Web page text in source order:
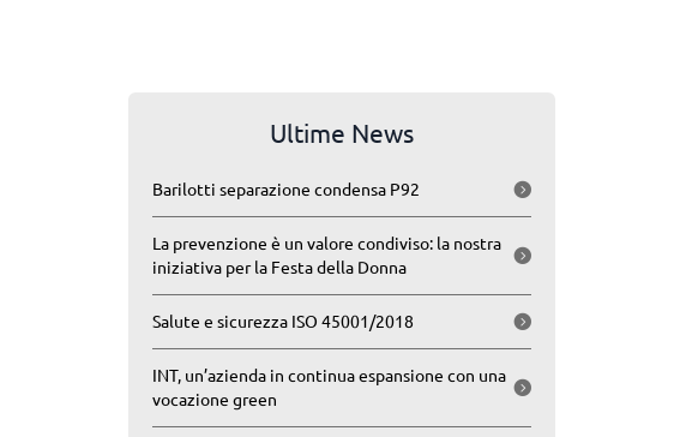
Ultime News
Barilotti separazione condensa P92
La prevenzione è un valore condiviso: la nostra
iniziativa per la Festa della Donna
Salute e sicurezza ISO 45001/2018
INT, un’azienda in continua espansione con una
vocazione green